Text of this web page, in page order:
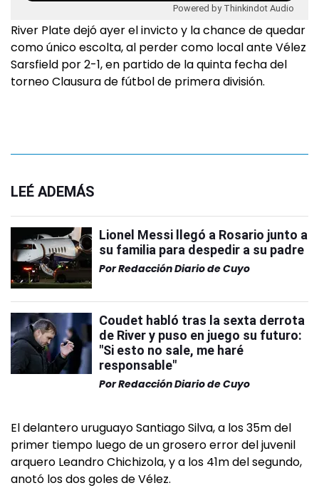
Powered by Thinkindot Audio
River Plate dejó ayer el invicto y la chance de quedar
como único escolta, al perder como local ante Vélez
Sarsfield por 2-1, en partido de la quinta fecha del
torneo Clausura de fútbol de primera división.
LEÉ ADEMÁS
Lionel Messi llegó a Rosario junto a
su familia para despedir a su padre
PorRedacción Diario de Cuyo
Coudet habló tras la sexta derrota
de River y puso en juego su futuro:
"Si esto no sale, me haré
responsable"
PorRedacción Diario de Cuyo
El delantero uruguayo Santiago Silva, a los 35m del
primer tiempo luego de un grosero error del juvenil
arquero Leandro Chichizola, y a los 41m del segundo,
anotó los dos goles de Vélez.